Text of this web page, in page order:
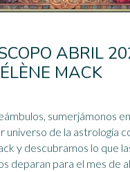
ABRIL
MACK
sumerjámonos
universo de la astrología
y descubramos lo que
deparan para el mes de